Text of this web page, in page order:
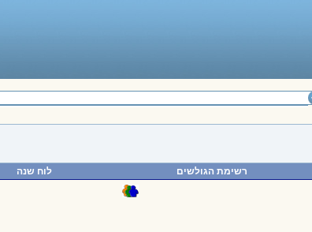
רשימת הגולשים לוח שנה